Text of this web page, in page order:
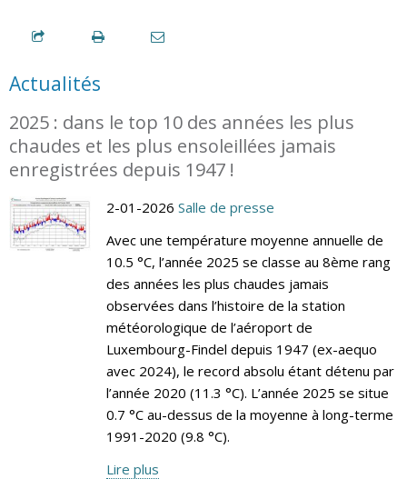
Actualités
2025 : dans le top 10 des années les plus
chaudes et les plus ensoleillées jamais
enregistrées depuis 1947 !
2-01-2026 Salle de presse
Avec une température moyenne annuelle de
10.5 °C, l’année 2025 se classe au 8ème rang
des années les plus chaudes jamais
observées dans l’histoire de la station
météorologique de l’aéroport de
Luxembourg-Findel depuis 1947 (ex-aequo
avec 2024), le record absolu étant détenu par
l’année 2020 (11.3 °C). L’année 2025 se situe
0.7 °C au-dessus de la moyenne à long-terme
1991-2020 (9.8 °C).
Lire plus